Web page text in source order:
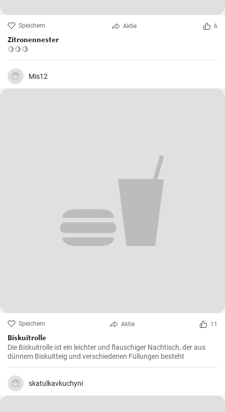
Speichern Aktie 6
Zitronennester
🍋🍋🍋
Mis12
Speichern Aktie 11
Biskuitrolle
Die Biskuitrolle ist ein leichter und flauschiger Nachtisch, der aus
dünnem Biskuitteig und verschiedenen Füllungen besteht
skatulkavkuchyni